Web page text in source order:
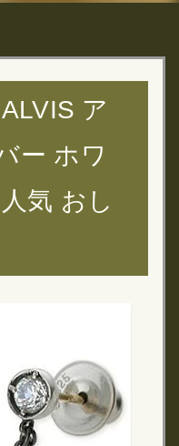
ア
ー ホワ
気 おし